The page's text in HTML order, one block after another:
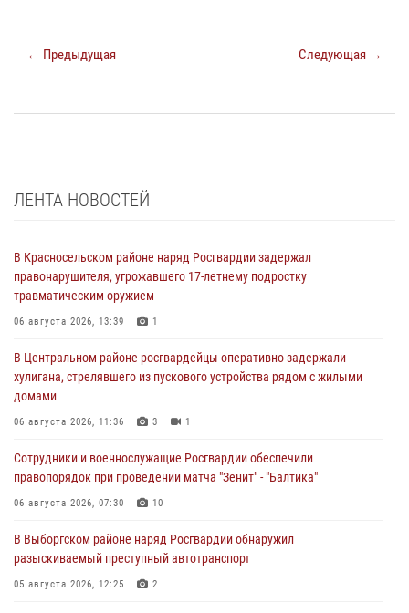
← Предыдущая Следующая →
ЛЕНТА НОВОСТЕЙ
В Красносельском районе наряд Росгвардии задержал
правонарушителя, угрожавшего 17-летнему подростку
травматическим оружием
06 августа 2026, 13:39 1
В Центральном районе росгвардейцы оперативно задержали
хулигана, стрелявшего из пускового устройства рядом с жилыми
домами
06 августа 2026, 11:36 3 1
Сотрудники и военнослужащие Росгвардии обеспечили
правопорядок при проведении матча "Зенит" - "Балтика"
06 августа 2026, 07:30 10
В Выборгском районе наряд Росгвардии обнаружил
разыскиваемый преступный автотранспорт
05 августа 2026, 12:25 2